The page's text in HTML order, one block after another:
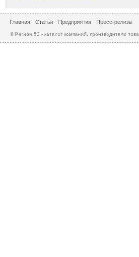
Главная Статьи Предприятия Пресс-релизы
© Регион 53 - каталог компаний, производители